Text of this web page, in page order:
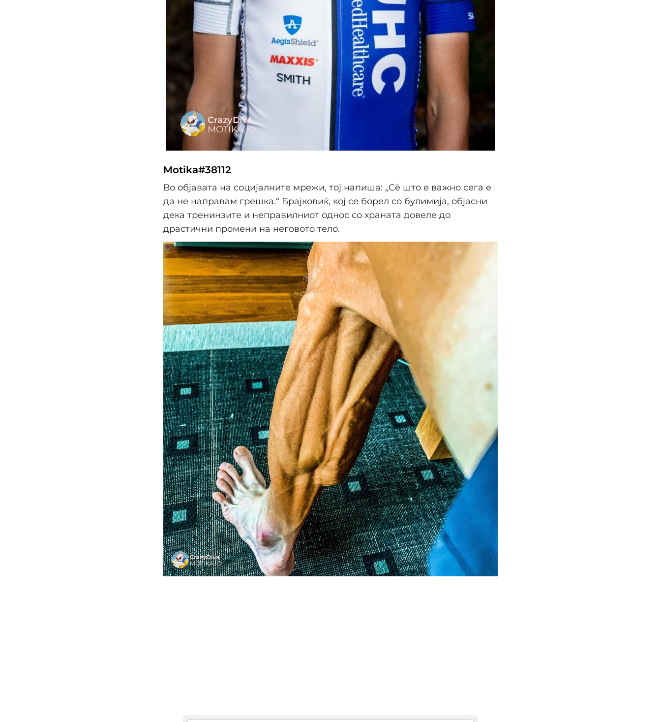
Motika#38112
Во објавата на социјалните мрежи, тој напиша: „Сè што е важно сега е
да не направам грешка.“ Брајковиќ, кој се борел со булимија, објасни
дека тренинзите и неправилниот однос со храната довеле до
драстични промени на неговото тело.